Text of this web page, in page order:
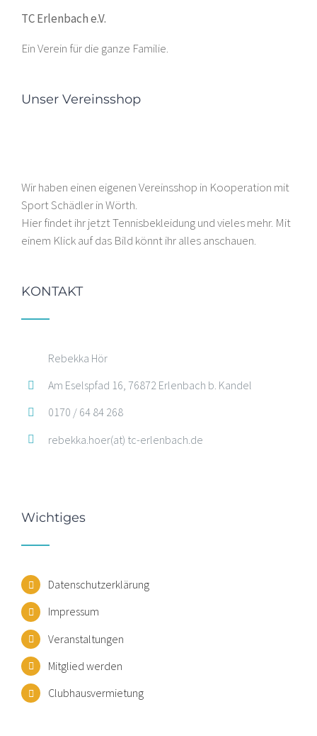
TC Erlenbach e.V.
Ein Verein für die ganze Familie.
Unser Vereinsshop
Wir haben einen eigenen Vereinsshop in Kooperation mit
Sport Schädler in Wörth.
Hier findet ihr jetzt Tennisbekleidung und vieles mehr. Mit
einem Klick auf das Bild könnt ihr alles anschauen.
KONTAKT
Rebekka Hör
Am Eselspfad 16, 76872 Erlenbach b. Kandel
0170 / 64 84 268
rebekka.hoer(at) tc-erlenbach.de
Wichtiges
Datenschutzerklärung
Impressum
Veranstaltungen
Mitglied werden
Clubhausvermietung